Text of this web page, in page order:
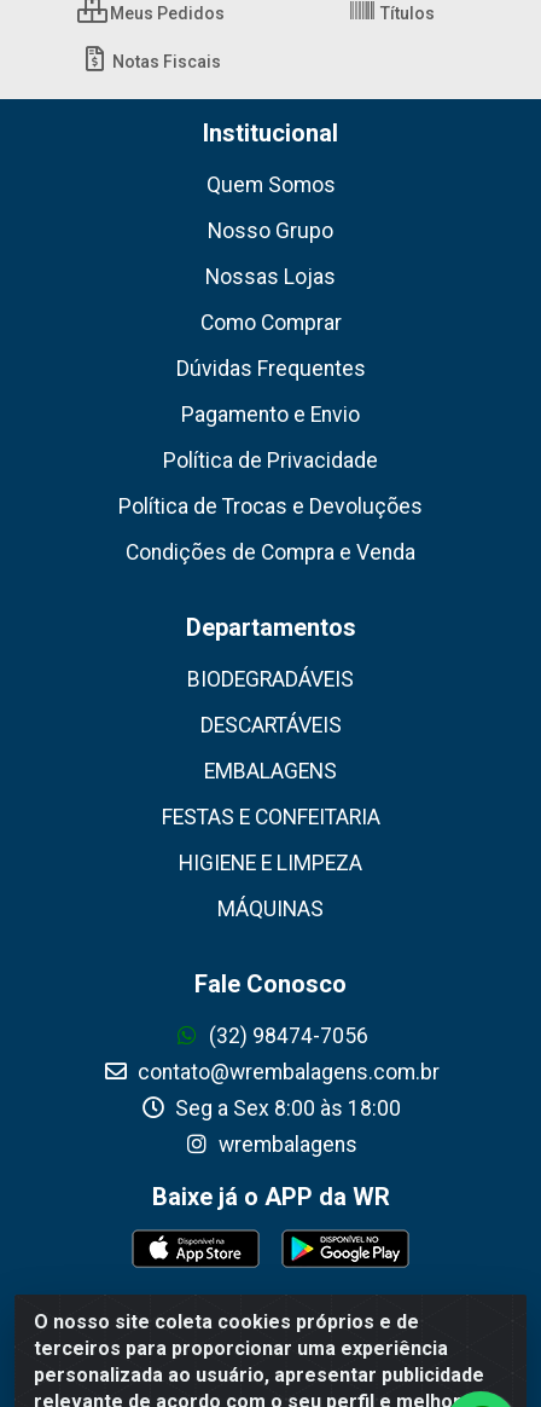
O nosso site coleta cookies próprios e de
terceiros para proporcionar uma experiência
personalizada ao usuário, apresentar publicidade
relevante de acordo com o seu perfil e melhorar a
Meus Pedidos Títulos
Notas Fiscais
Institucional
Quem Somos
Nosso Grupo
Nossas Lojas
Como Comprar
Dúvidas Frequentes
Pagamento e Envio
Política de Privacidade
Política de Trocas e Devoluções
Condições de Compra e Venda
Departamentos
BIODEGRADÁVEIS
DESCARTÁVEIS
EMBALAGENS
FESTAS E CONFEITARIA
HIGIENE E LIMPEZA
MÁQUINAS
Fale Conosco
(32) 98474-7056
contato@wrembalagens.com.br
Seg a Sex 8:00 às 18:00
wrembalagens
Baixe já o APP da WR
WR Embalagens - R. Cel. Teodoro Gomes de Araújo, 1360 -
Grogotó - Barbacena / MG - CEP 36202-628 - CNPJ
02.692.206/0001-55